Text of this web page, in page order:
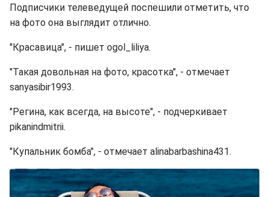
Подписчики телеведущей поспешили отметить, что
на фото она выглядит отлично.
"Красавица", - пишет ogol_liliya.
"Такая довольная на фото, красотка", - отмечает
sanyasibir1993.
"Регина, как всегда, на высоте", - подчеркивает
pikanindmitrii.
"Купальник бомба", - отмечает alinabarbashina431.